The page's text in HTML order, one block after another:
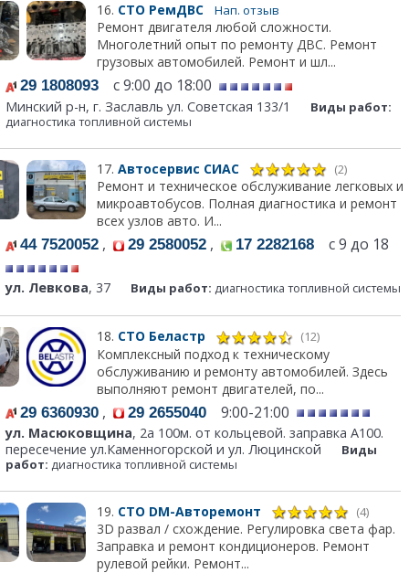
16. СТО РемДВС Нап. отзыв
Ремонт двигателя любой сложности.
Многолетний опыт по ремонту ДВС. Ремонт
грузовых автомобилей. Ремонт и шл...
29 1808093 с 9:00 до 18:00
Минский р-н, г. Заславль ул. Советская 133/1
Виды работ:
диагностика топливной системы
17. Автосервис СИАС (2)
Ремонт и техническое обслуживание легковых и
микроавтобусов. Полная диагностика и ремонт
всех узлов авто. И...
44 7520052 , 29 2580052 , 17 2282168 с 9 до 18
ул. Левкова, 37 Виды работ: диагностика топливной системы
18. СТО Беластр (12)
Комплексный подход к техническому
обслуживанию и ремонту автомобилей. Здесь
выполняют ремонт двигателей, по...
29 6360930 , 29 2655040 9:00-21:00
ул. Масюковщина, 2а 100м. от кольцевой. заправка А100.
пересечение ул.Каменногорской и ул. Люцинской
Виды
работ: диагностика топливной системы
19. СТО DM-Авторемонт (4)
3D развал / схождение. Регулировка света фар.
Заправка и ремонт кондиционеров. Ремонт
рулевой рейки. Ремонт...